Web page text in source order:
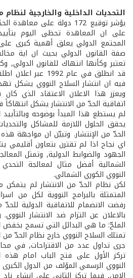
التحديات الداخلية والخارجية لنظام
يؤشر توقيع 172 دولة على
على ان المعاهدة تحظى اليوم
المجتمع الدولي يعلق أهمية كبرى
صفة القانون الدولي بحيث ان اية
تعتبر وكأنها انتهاك للقانون
قد انطلق في عام
فيه ان انتشار السلاح النووي يشكل
ويعزز هذا الاعلان الاعتقاد الذي
اتفاقية الحدّ من الانتشار يشكل انتهاكاً
لم يستطع هذا المبدأ بوضوحه
يحقق الحلول اللازمة للمشاكل
الحدّ من الإنتشار. وتبيّن ان مواجهة
اي نجاح اذا لم تقترن بتعاون أقليمي
الجهود والضوابط الدولية, وتمثل
الشمالية أفضل مثال لمعالجة
النووي الكوري الشمالي.
لكن نظام الحدّ من الانتشار لم يتمكن
المتمثلة بالبرامج النووية لكل من
رفضت الانضمام للاتفاقية الدولية
بالاعلان عن التزام ضد الانتشار
الملحّ: ما هي البدائل التي تسمح بخفض
تمتلك السلاح النووي خارج نظام الحدّ من
جرى تداول عدد من الاقتراحات, في
تركز الأول على فتح الباب امام هذه
النووي الرسمي المؤلف من الدول